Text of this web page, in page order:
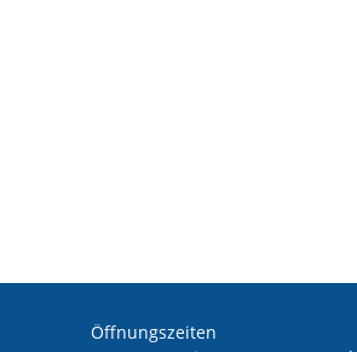
Öffnungszeiten